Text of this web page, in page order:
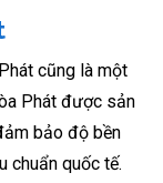
cũng là một
Phát được sản
bảo độ bền
chuẩn quốc tế.